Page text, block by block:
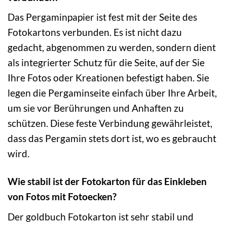
Das Pergaminpapier ist fest mit der Seite des
Fotokartons verbunden. Es ist nicht dazu
gedacht, abgenommen zu werden, sondern dient
als integrierter Schutz für die Seite, auf der Sie
Ihre Fotos oder Kreationen befestigt haben. Sie
legen die Pergaminseite einfach über Ihre Arbeit,
um sie vor Berührungen und Anhaften zu
schützen. Diese feste Verbindung gewährleistet,
dass das Pergamin stets dort ist, wo es gebraucht
wird.
Wie stabil ist der Fotokarton für das Einkleben
von Fotos mit Fotoecken?
Der goldbuch Fotokarton ist sehr stabil und